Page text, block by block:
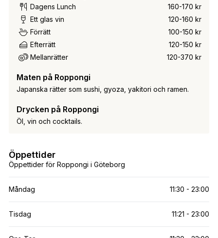
Dagens Lunch
160-170 kr
Ett glas vin
120-160 kr
Förrätt
100-150 kr
Efterrätt
120-150 kr
Mellanrätter
120-370 kr
Maten på Roppongi
Japanska rätter som sushi, gyoza, yakitori och ramen.
Drycken på Roppongi
Öl, vin och cocktails.
Öppettider för Roppongi i Göteborg
Öppettider
Måndag 11:30 - 23:00
Tisdag 11:21 - 23:00